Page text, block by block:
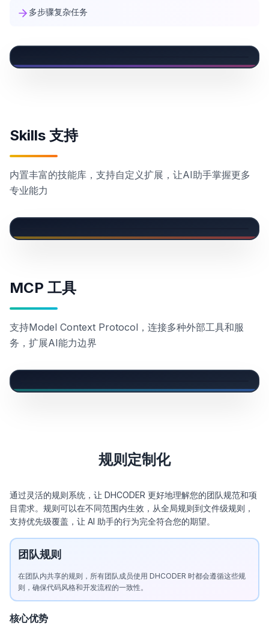
多步骤复杂任务
Skills 支持
内置丰富的技能库，支持自定义扩展，让AI助手掌握更多
专业能力
MCP 工具
支持Model Context Protocol，连接多种外部工具和服
务，扩展AI能力边界
规则定制化
通过灵活的规则系统，让 DHCODER 更好地理解您的团队规范和项
目需求。规则可以在不同范围内生效，从全局规则到文件级规则，
支持优先级覆盖，让 AI 助手的行为完全符合您的期望。
团队规则
在团队内共享的规则，所有团队成员使用 DHCODER 时都会遵循这些规
则，确保代码风格和开发流程的一致性。
核心优势